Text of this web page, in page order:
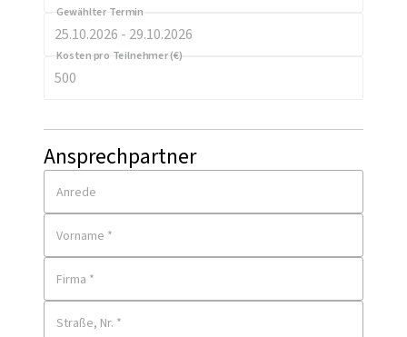
Gewählter Termin
Kosten pro Teilnehmer (€)
Ansprechpartner
Anrede
Vorname *
Firma *
Straße, Nr. *